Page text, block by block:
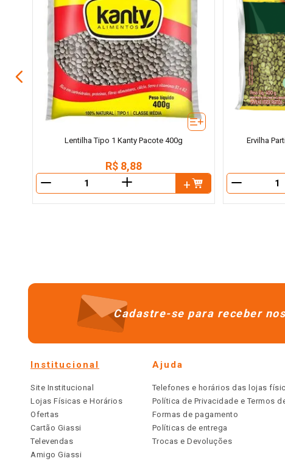
Lentilha Tipo 1 Kanty Pacote 400g
R$ 8,88
＋
Ervilha
Cadastre-se para receber
Institucional
Site Institucional
Lojas Físicas e Horários
Ofertas
Cartão Giassi
Televendas
Amigo Giassi
Ajuda
Telefones e horários das lojas
Política de Privacidade e Termos
Formas de pagamento
Políticas de entrega
Trocas e Devoluções